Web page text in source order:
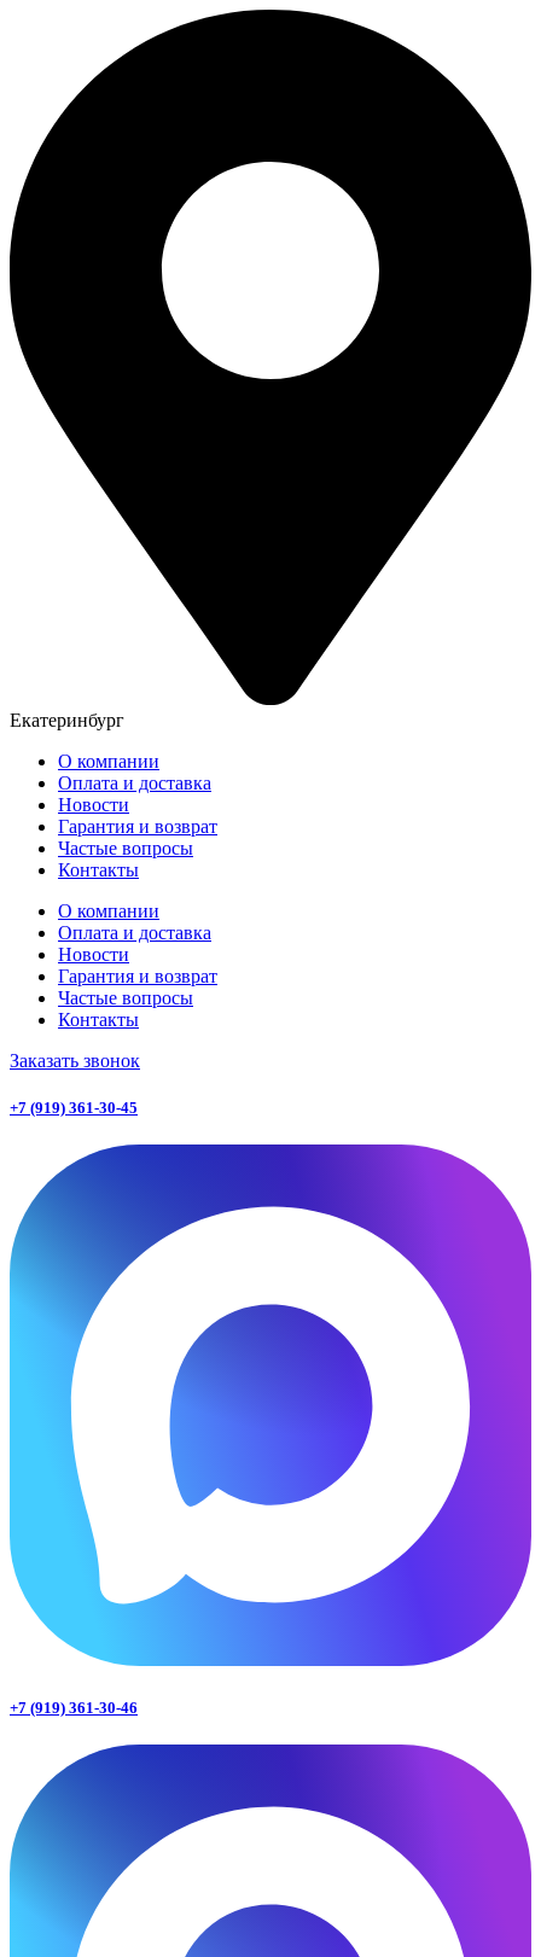
содержимому
Екатеринбург
О компании
Оплата и доставка
Новости
Гарантия и возврат
Частые вопросы
Контакты
О компании
Оплата и доставка
Новости
Гарантия и возврат
Частые вопросы
Контакты
Заказать звонок
+7 (919) 361-30-45
+7 (919) 361-30-46